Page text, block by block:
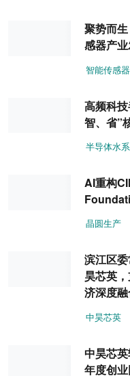
聚势而
感器产
智能传感器
高频科技
智、省”
半导体水
AI重构
晶圆生产
滨江区
昊芯英
济深度
中昊芯英
中昊芯
年度创